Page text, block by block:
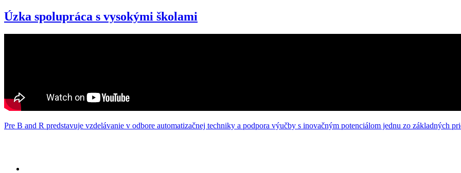
Úzka spolupráca s vysokými školami
Pre B and R predstavuje vzdelávanie v odbore automatizačnej techniky a podpora výučby s inovačným potenciálom jednu zo základných